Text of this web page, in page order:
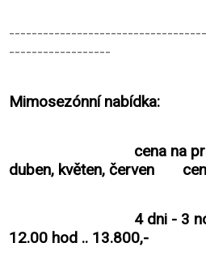
------------------
Mimosezónní nabídka:
cena na
duben, květen, červen
4 dni - 3 noci čt
12.00 hod .. 13.800,-